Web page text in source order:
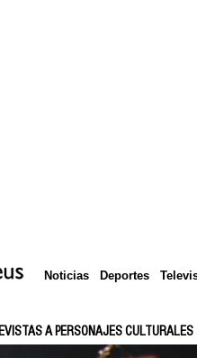
Noticias Deportes
A PERSONAJES CULTURALES